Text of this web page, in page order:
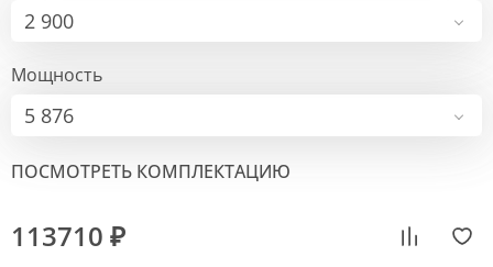
2 900
Мощность
5 876
ПОСМОТРЕТЬ КОМПЛЕКТАЦИЮ
113710 ₽